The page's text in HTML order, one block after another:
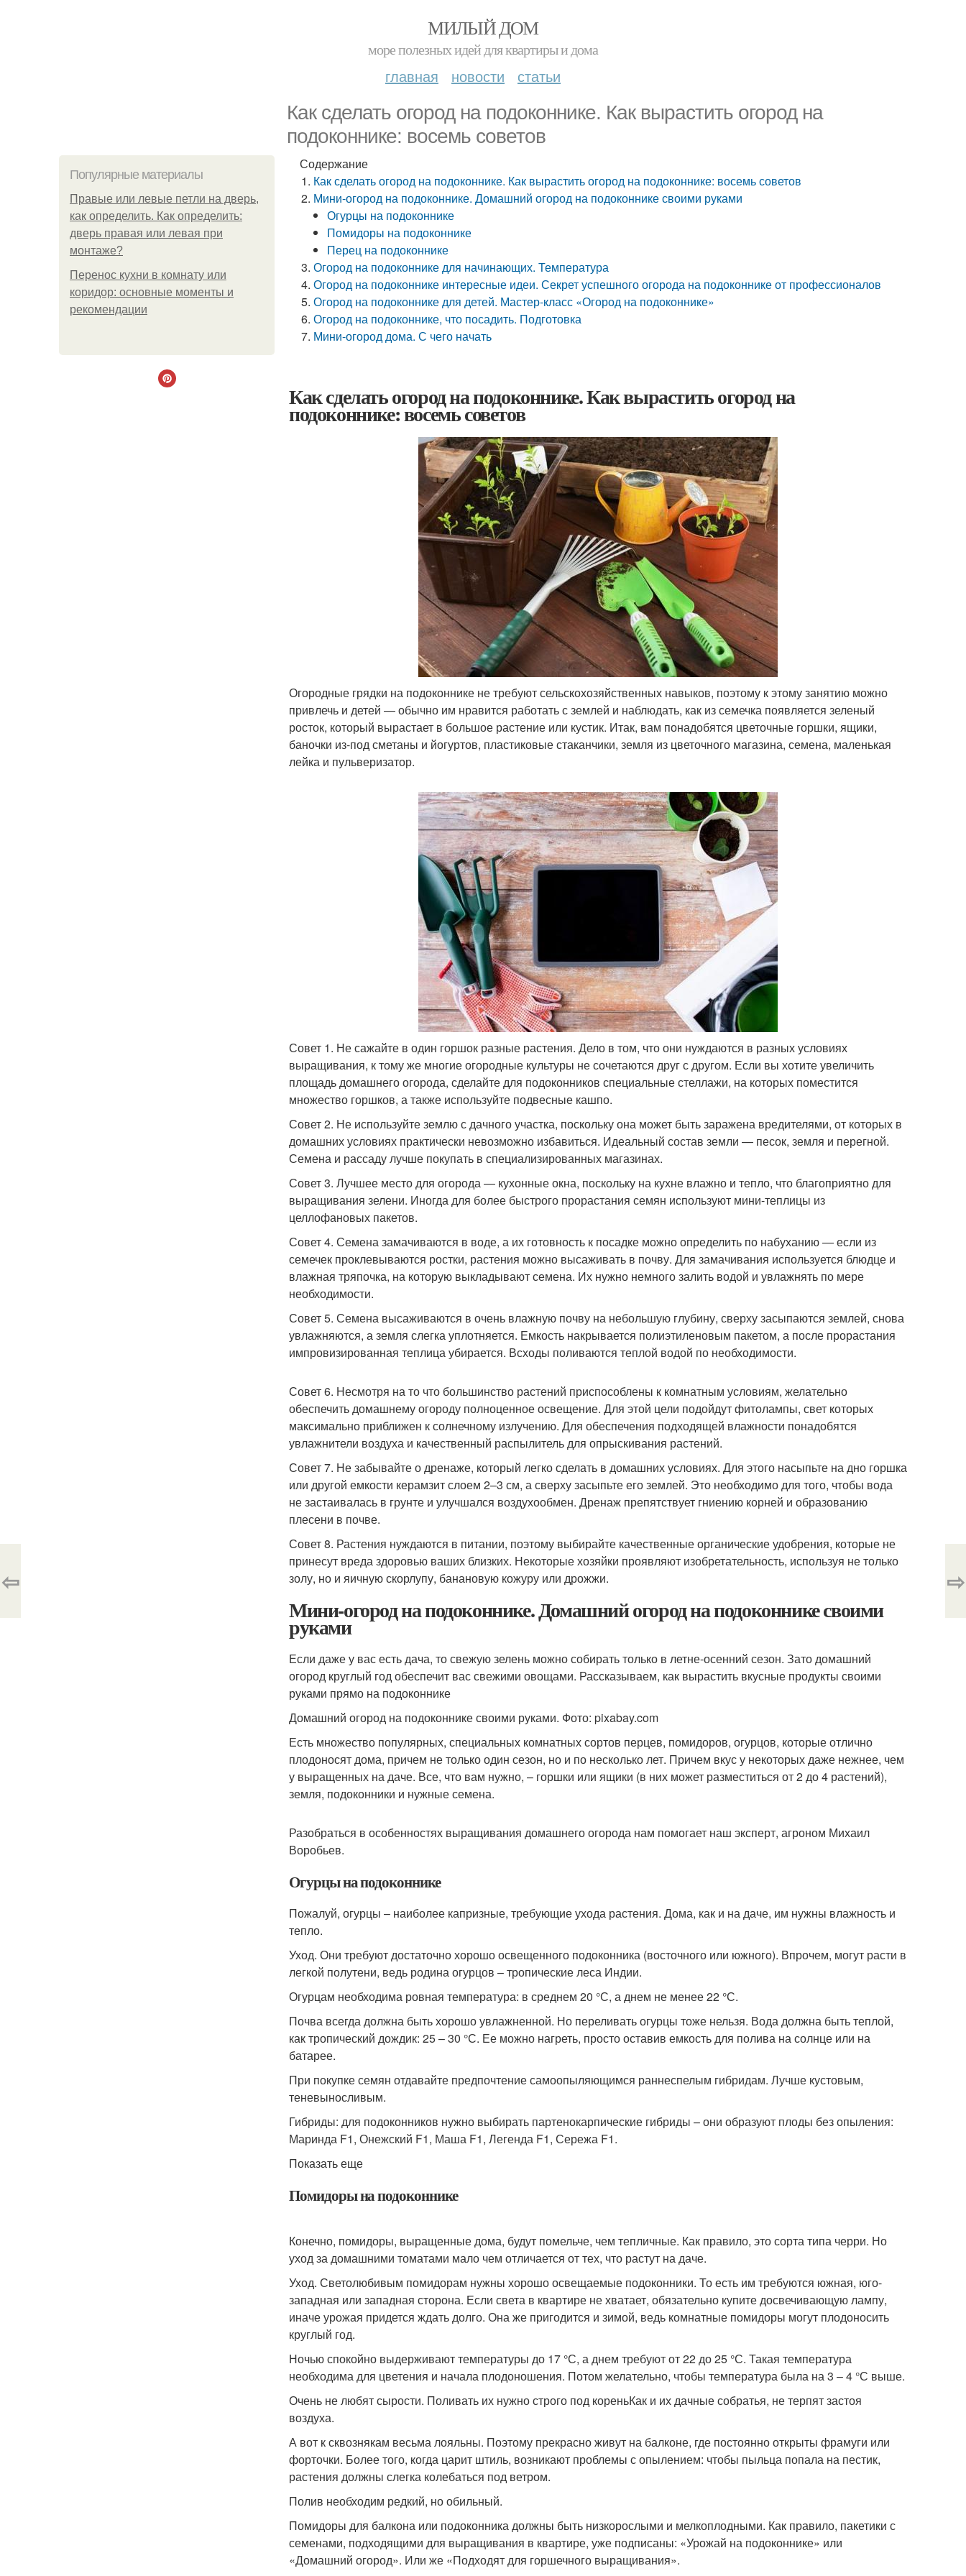
МИЛЫЙ ДОМ
море полезных идей для квартиры и дома
главная новости статьи
Как сделать огород на подоконнике. Как вырастить огород на
подоконнике: восемь советов
Популярные материалы
Правые или левые петли на дверь,
как определить. Как определить:
дверь правая или левая при
монтаже?
Перенос кухни в комнату или
коридор: основные моменты и
рекомендации
Содержание
Как сделать огород на подоконнике. Как вырастить огород на подоконнике: восемь советов
Мини-огород на подоконнике. Домашний огород на подоконнике своими руками
Огурцы на подоконнике
Помидоры на подоконнике
Перец на подоконнике
Огород на подоконнике для начинающих. Температура
Огород на подоконнике интересные идеи. Секрет успешного огорода на подоконнике от профессионалов
Огород на подоконнике для детей. Мастер-класс «Огород на подоконнике»
Огород на подоконнике, что посадить. Подготовка
Мини-огород дома. С чего начать
Как сделать огород на подоконнике. Как вырастить огород на
подоконнике: восемь советов
Огородные грядки на подоконнике не требуют сельскохозяйственных навыков, поэтому к этому занятию можно
привлечь и детей — обычно им нравится работать с землей и наблюдать, как из семечка появляется зеленый
росток, который вырастает в большое растение или кустик. Итак, вам понадобятся цветочные горшки, ящики,
баночки из-под сметаны и йогуртов, пластиковые стаканчики, земля из цветочного магазина, семена, маленькая
лейка и пульверизатор.
Совет 1. Не сажайте в один горшок разные растения. Дело в том, что они нуждаются в разных условиях
выращивания, к тому же многие огородные культуры не сочетаются друг с другом. Если вы хотите увеличить
площадь домашнего огорода, сделайте для подоконников специальные стеллажи, на которых поместится
множество горшков, а также используйте подвесные кашпо.
Совет 2. Не используйте землю с дачного участка, поскольку она может быть заражена вредителями, от которых в
домашних условиях практически невозможно избавиться. Идеальный состав земли — песок, земля и перегной.
Семена и рассаду лучше покупать в специализированных магазинах.
Совет 3. Лучшее место для огорода — кухонные окна, поскольку на кухне влажно и тепло, что благоприятно для
выращивания зелени. Иногда для более быстрого прорастания семян используют мини-теплицы из
целлофановых пакетов.
Совет 4. Семена замачиваются в воде, а их готовность к посадке можно определить по набуханию — если из
семечек проклевываются ростки, растения можно высаживать в почву. Для замачивания используется блюдце и
влажная тряпочка, на которую выкладывают семена. Их нужно немного залить водой и увлажнять по мере
необходимости.
Совет 5. Семена высаживаются в очень влажную почву на небольшую глубину, сверху засыпаются землей, снова
увлажняются, а земля слегка уплотняется. Емкость накрывается полиэтиленовым пакетом, а после прорастания
импровизированная теплица убирается. Всходы поливаются теплой водой по необходимости.
Совет 6. Несмотря на то что большинство растений приспособлены к комнатным условиям, желательно
обеспечить домашнему огороду полноценное освещение. Для этой цели подойдут фитолампы, свет которых
максимально приближен к солнечному излучению. Для обеспечения подходящей влажности понадобятся
увлажнители воздуха и качественный распылитель для опрыскивания растений.
Совет 7. Не забывайте о дренаже, который легко сделать в домашних условиях. Для этого насыпьте на дно горшка
или другой емкости керамзит слоем 2–3 см, а сверху засыпьте его землей. Это необходимо для того, чтобы вода
не застаивалась в грунте и улучшался воздухообмен. Дренаж препятствует гниению корней и образованию
плесени в почве.
Совет 8. Растения нуждаются в питании, поэтому выбирайте качественные органические удобрения, которые не
принесут вреда здоровью ваших близких. Некоторые хозяйки проявляют изобретательность, используя не только
золу, но и яичную скорлупу, банановую кожуру или дрожжи.
Мини-огород на подоконнике. Домашний огород на подоконнике своими
руками
Если даже у вас есть дача, то свежую зелень можно собирать только в летне-осенний сезон. Зато домашний
огород круглый год обеспечит вас свежими овощами. Рассказываем, как вырастить вкусные продукты своими
руками прямо на подоконнике
Домашний огород на подоконнике своими руками. Фото: pixabay.com
Есть множество популярных, специальных комнатных сортов перцев, помидоров, огурцов, которые отлично
плодоносят дома, причем не только один сезон, но и по несколько лет. Причем вкус у некоторых даже нежнее, чем
у выращенных на даче. Все, что вам нужно, – горшки или ящики (в них может разместиться от 2 до 4 растений),
земля, подоконники и нужные семена.
Разобраться в особенностях выращивания домашнего огорода нам помогает наш эксперт, агроном Михаил
Воробьев.
Огурцы на подоконнике
Пожалуй, огурцы – наиболее капризные, требующие ухода растения. Дома, как и на даче, им нужны влажность и
тепло.
Уход. Они требуют достаточно хорошо освещенного подоконника (восточного или южного). Впрочем, могут расти в
легкой полутени, ведь родина огурцов – тропические леса Индии.
Огурцам необходима ровная температура: в среднем 20 °С, а днем не менее 22 °С.
Почва всегда должна быть хорошо увлажненной. Но переливать огурцы тоже нельзя. Вода должна быть теплой,
как тропический дождик: 25 – 30 °С. Ее можно нагреть, просто оставив емкость для полива на солнце или на
батарее.
При покупке семян отдавайте предпочтение самоопыляющимся раннеспелым гибридам. Лучше кустовым,
теневыносливым.
Гибриды: для подоконников нужно выбирать партенокарпические гибриды – они образуют плоды без опыления:
Маринда F1, Онежский F1, Маша F1, Легенда F1, Сережа F1.
Показать еще
Помидоры на подоконнике
Конечно, помидоры, выращенные дома, будут помельче, чем тепличные. Как правило, это сорта типа черри. Но
уход за домашними томатами мало чем отличается от тех, что растут на даче.
Уход. Светолюбивым помидорам нужны хорошо освещаемые подоконники. То есть им требуются южная, юго-
западная или западная сторона. Если света в квартире не хватает, обязательно купите досвечивающую лампу,
иначе урожая придется ждать долго. Она же пригодится и зимой, ведь комнатные помидоры могут плодоносить
круглый год.
Ночью спокойно выдерживают температуры до 17 °С, а днем требуют от 22 до 25 °С. Такая температура
необходима для цветения и начала плодоношения. Потом желательно, чтобы температура была на 3 – 4 °С выше.
Очень не любят сырости. Поливать их нужно строго под кореньКак и их дачные собратья, не терпят застоя
воздуха.
А вот к сквознякам весьма лояльны. Поэтому прекрасно живут на балконе, где постоянно открыты фрамуги или
форточки. Более того, когда царит штиль, возникают проблемы с опылением: чтобы пыльца попала на пестик,
растения должны слегка колебаться под ветром.
Полив необходим редкий, но обильный.
Помидоры для балкона или подоконника должны быть низкорослыми и мелкоплодными. Как правило, пакетики с
семенами, подходящими для выращивания в квартире, уже подписаны: «Урожай на подоконнике» или
«Домашний огород». Или же «Подходят для горшечного выращивания».
⇦ ⇨